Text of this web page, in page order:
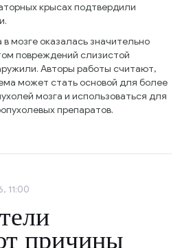
крысах подтвердили
мозге оказалась значительно
повреждений слизистой
Авторы работы считают,
может стать основой для более
мозга и использоваться для
препаратов.
11:00
причины